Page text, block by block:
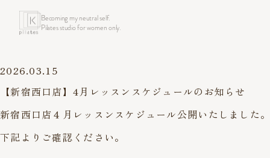
Becoming my neutral self.
Pilates studio for women only.
2026.03.15
【新宿西口店】4月レッスンスケジュールのお知らせ
新宿西口店４月レッスンスケジュール公開いたしました。
下記よりご確認ください。